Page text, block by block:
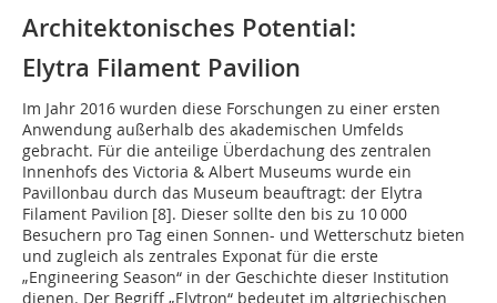
Architektonisches Potential:
Elytra Filament Pavilion
Im Jahr 2016 wurden diese Forschungen zu einer ersten
Anwendung außerhalb des akademischen Umfelds
gebracht. Für die anteilige Überdachung des zentralen
Innenhofs des Victoria & Albert Museums wurde ein
Pavillonbau durch das Museum beauftragt: der Elytra
Filament Pavilion [8]. Dieser sollte den bis zu 10 000
Besuchern pro Tag einen Sonnen- und Wetterschutz bieten
und zugleich als zentrales Exponat für die erste
„Engineering Season“ in der Geschichte dieser Institution
dienen. Der Begriff „Elytron“ bedeutet im altgriechischen